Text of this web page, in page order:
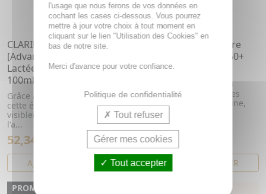
CLARINS Bright Plus
[Advanced] - Emulsion
Lactée éclat hydratante
100ml
Grâce à sa texture lactée,
cette émulsion unifie
visiblement le teint, atténue
l'a...
52,34€
AJOUTER AU PANIER
CLARINS Crème Solaire
Jeunesse Visage SPF50+
50ml
Crème solaire visage au
parfum exotique: effluves
ensoleillées de mandarine,
d'ora...
20,88€
AJOUTER AU PANIER
PROMO
l'usage que nous ferons de vos données en
cochant les cases ci-dessous. Vous pourrez
mettre à jour votre choix à tout moment en
cliquant sur le lien "Utilisation des Cookies" en
bas de notre site.
Merci d'avance pour votre confiance.
Politique de confidentialité
Tout refuser
Gérer mes cookies
Tout accepter